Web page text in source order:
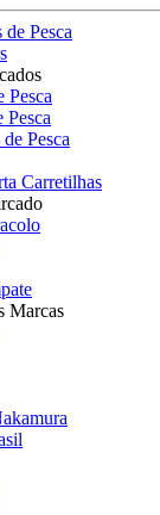
de Pesca
Pesca
Pesca
Pesca
Carretilhas
Marcas